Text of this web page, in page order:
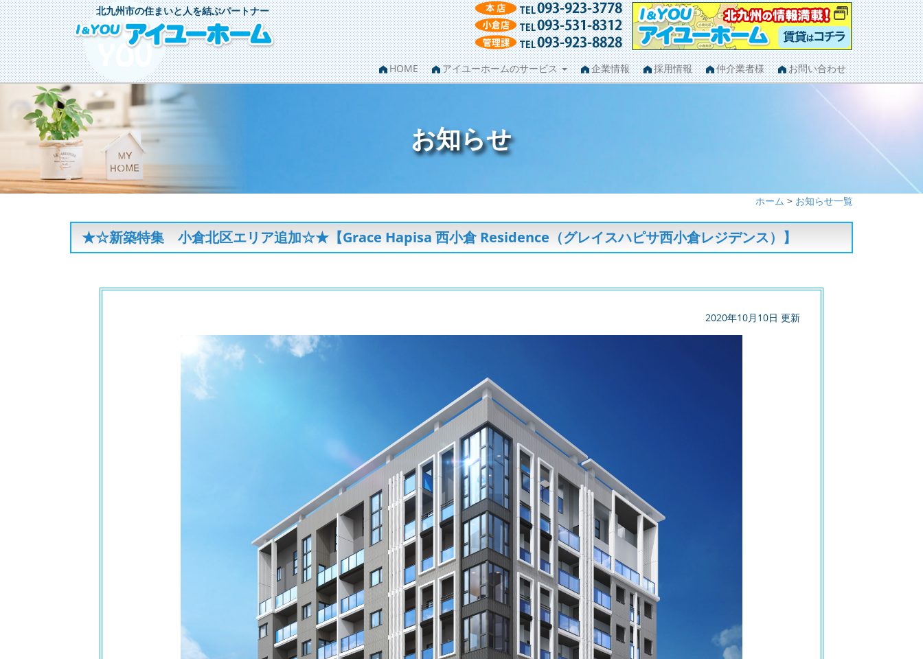
北九州市の住まいと人を結ぶパートナー
HOME アイユーホームのサービス 企業情報 採用情報 仲介業者様 お問い合わせ
お知らせ
ホーム > お知らせ一覧
★☆新築特集 小倉北区エリア追加☆★【Grace Hapisa 西小倉 Residence（グレイスハピサ西小倉レジデンス）】
2020年10月10日 更新